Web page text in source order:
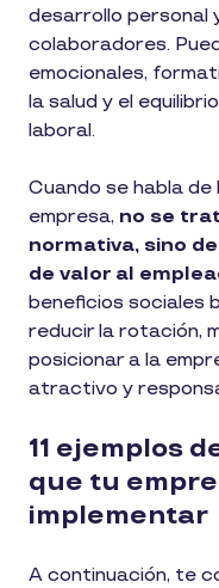
desarrollo personal
colaboradores.
emocionales,
la salud y el
laboral.
Cuando se habla
empresa, no se
normativa, sino
de valor al
beneficios sociales
reducir la rotación,
posicionar a la
atractivo y
11 ejemplos
que tu
implementar
A continuación, te